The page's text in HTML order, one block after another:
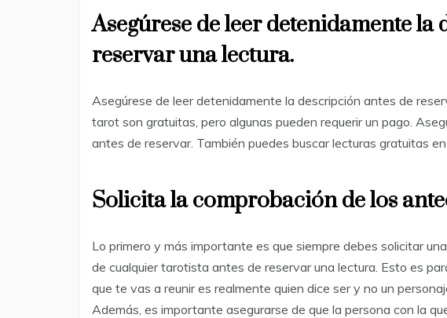
Asegúrese de leer detenidamente la
reservar una lectura.
Asegúrese de leer detenidamente la descripción antes de
tarot son gratuitas, pero algunas pueden requerir un pago.
antes de reservar. También puedes buscar lecturas gratuitas
Solicita la comprobación de los
Lo primero y más importante es que siempre debes solicitar
de cualquier tarotista antes de reservar una lectura. Esto es
que te vas a reunir es realmente quien dice ser y no un
Además, es importante asegurarse de que la persona con la